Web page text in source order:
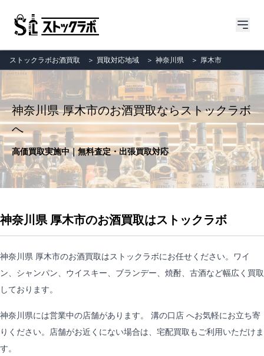
ストックラボお酒買取 ＞ 買取対応地域 ＞ 神奈川県 ＞ 厚木市
神奈川県 厚木市のお酒買取ならストックラボ
へ
高価買取実施中｜無料査定・出張買取対応
神奈川県 厚木市のお酒買取はストックラボ
神奈川県 厚木市のお酒買取はストックラボにお任せください。ワイ
ン、シャンパン、ウイスキー、ブランデー、焼酎、古酒など幅広く買取
しております。
神奈川県には営業中の店舗があります。 溝の口店 へお気軽にお立ち寄
りください。店舗がお近くにない場合は、 宅配買取 もご利用いただけま
す。